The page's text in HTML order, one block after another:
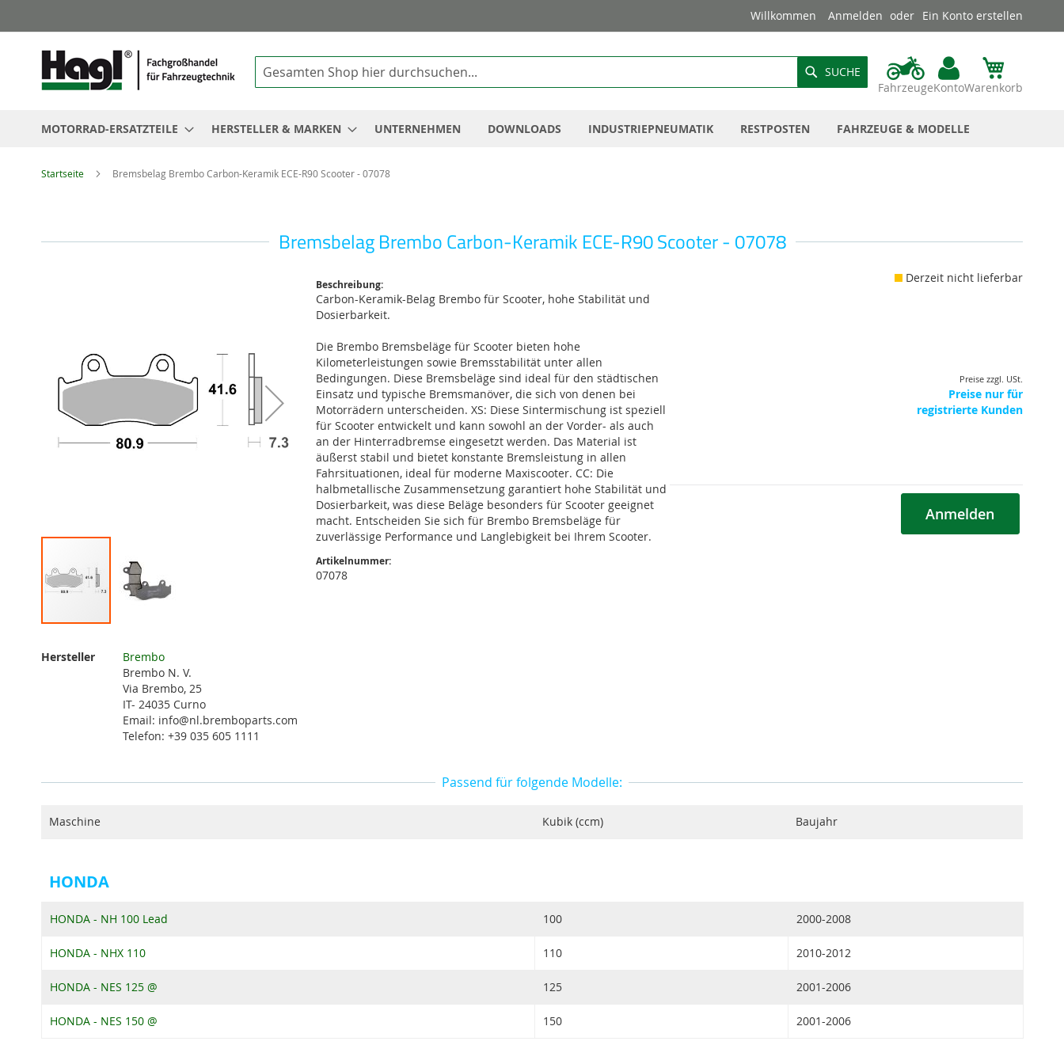
Inhalt
Willkommen Anmelden Ein Konto erstellen
FahrzeugeKontoWarenkorb
SUCHE
MOTORRAD-ERSATZTEILE HERSTELLER & MARKEN UNTERNEHMEN DOWNLOADS INDUSTRIEPNEUMATIK RESTPOSTEN FAHRZEUGE & MODELLE
Startseite Bremsbelag Brembo Carbon-Keramik ECE-R90 Scooter - 07078
Bremsbelag Brembo Carbon-Keramik ECE-R90 Scooter - 07078
der
Beschreibung:
Carbon-Keramik-Belag Brembo für Scooter, hohe Stabilität und
Dosierbarkeit.
Die Brembo Bremsbeläge für Scooter bieten hohe
Kilometerleistungen sowie Bremsstabilität unter allen
Bedingungen. Diese Bremsbeläge sind ideal für den städtischen
Einsatz und typische Bremsmanöver, die sich von denen bei
Motorrädern unterscheiden. XS: Diese Sintermischung ist speziell
für Scooter entwickelt und kann sowohl an der Vorder- als auch
an der Hinterradbremse eingesetzt werden. Das Material ist
äußerst stabil und bietet konstante Bremsleistung in allen
Fahrsituationen, ideal für moderne Maxiscooter. CC: Die
halbmetallische Zusammensetzung garantiert hohe Stabilität und
Dosierbarkeit, was diese Beläge besonders für Scooter geeignet
macht. Entscheiden Sie sich für Brembo Bremsbeläge für
zuverlässige Performance und Langlebigkeit bei Ihrem Scooter.
Artikelnummer:
07078
Derzeit nicht lieferbar
Preise zzgl. USt.
Preise nur für
registrierte Kunden
Anmelden
Weitere
Hersteller
Brembo
Brembo N. V.
Via Brembo, 25
IT- 24035 Curno
Email: info@nl.bremboparts.com
Telefon: +39 035 605 1111
Passend für folgende Modelle:
Maschine Kubik (ccm) Baujahr
HONDA
HONDA - NH 100 Lead 100 2000-2008
HONDA - NHX 110 110 2010-2012
HONDA - NES 125 @ 125 2001-2006
HONDA - NES 150 @ 150 2001-2006